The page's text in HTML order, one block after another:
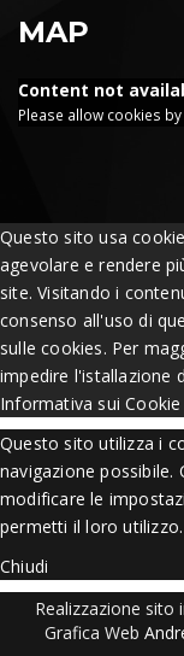
MAP
Content not
Please allow cookies
Questo sito usa
agevolare e rendere
site. Visitando i
consenso all'uso di
sulle cookies. Per
impedire l'istallazione
Informativa sui Cookie
Questo sito utilizza i
navigazione possibile.
modificare le
permetti il loro utilizzo.
Chiudi
Realizzazione sito
Grafica Web